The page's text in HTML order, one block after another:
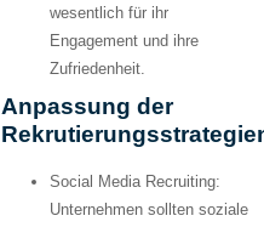
wesentlich für ihr
Engagement und ihre
Zufriedenheit.
Anpassung der
Social Media Recruiting:
Unternehmen sollten soziale